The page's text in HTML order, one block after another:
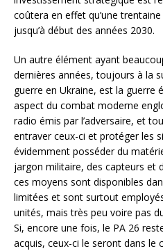
coûtera en effet qu’une
jusqu’à début des années 2030.
Un autre élément ayant
dernières années, toujours à la
guerre en Ukraine, est la guerre
aspect du combat moderne
radio émis par l’adversaire, et
entraver ceux-ci et protéger les
évidemment posséder du
jargon militaire, des capteurs et
ces moyens sont disponibles
limitées et sont surtout
unités, mais très peu voire pas
Si, encore une fois, le PA 26
acquis, ceux-ci le seront dans le